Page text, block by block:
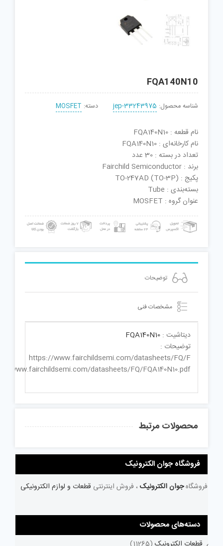
FQA140N10
شناسه محصول: jep-33243975 دسته: MOSFET
نام قطعه : FQA140N10
نام کارخانه‌ای : FQA140N10
تعداد در بسته : 30 عدد
برند : Fairchild Semiconductor
پکیج : TO-247AD (TO-3P)
بسته‌بندی : Tube
عنوان گروه : MOSFET
توضیحات
مشخصات فنی
دیتاشیت : FQA140N10
توضیحات :
https://www.fairchildsemi.com/datasheets/FQ/F
www.fairchildsemi.com/datasheets/FQ/FQA140N10.pdf
محصولات مرتبط
فروشگاه جوان الکترونیک
فروشگاهجوان الکترونیک ، فروش اینترنتی قطعات و لوازم الکترونیکی
دسته‌های محصولات